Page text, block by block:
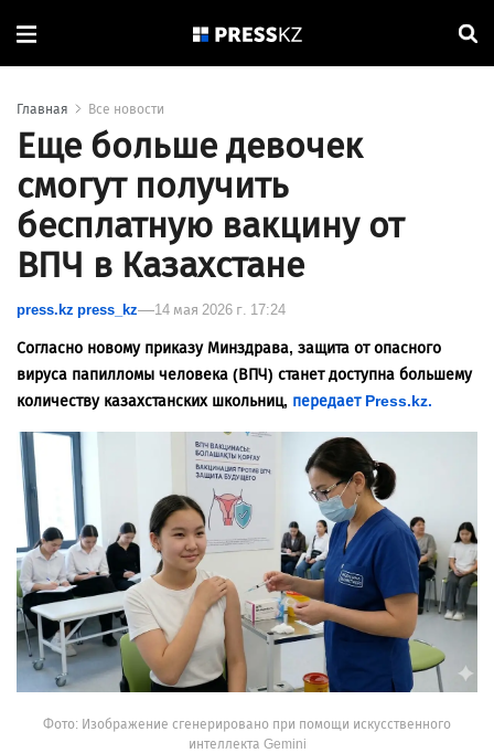
Главная Все новости
Еще больше девочек
смогут получить
бесплатную вакцину от
ВПЧ в Казахстане
press.kz press_kz 14 мая 2026 г. 17:24
Согласно новому приказу Минздрава, защита от опасного
вируса папилломы человека (ВПЧ) станет доступна большему
количеству казахстанских школьниц, передает Press.kz.
Фото: Изображение сгенерировано при помощи искусственного
интеллекта Gemini